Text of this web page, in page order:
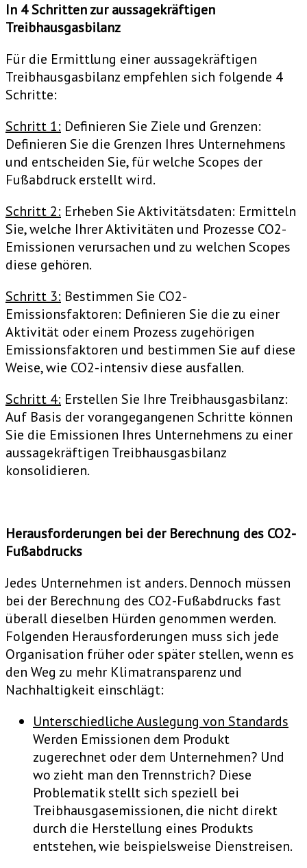
In 4 Schritten zur aussagekräftigen
Treibhausgasbilanz
Für die Ermittlung einer aussagekräftigen
Treibhausgasbilanz empfehlen sich folgende 4
Schritte:
Schritt 1: Definieren Sie Ziele und Grenzen:
Definieren Sie die Grenzen Ihres Unternehmens
und entscheiden Sie, für welche Scopes der
Fußabdruck erstellt wird.
Schritt 2: Erheben Sie Aktivitätsdaten: Ermitteln
Sie, welche Ihrer Aktivitäten und Prozesse CO2-
Emissionen verursachen und zu welchen Scopes
diese gehören.
Schritt 3: Bestimmen Sie CO2-
Emissionsfaktoren: Definieren Sie die zu einer
Aktivität oder einem Prozess zugehörigen
Emissionsfaktoren und bestimmen Sie auf diese
Weise, wie CO2-intensiv diese ausfallen.
Schritt 4: Erstellen Sie Ihre Treibhausgasbilanz:
Auf Basis der vorangegangenen Schritte können
Sie die Emissionen Ihres Unternehmens zu einer
aussagekräftigen Treibhausgasbilanz
konsolidieren.
Herausforderungen bei der Berechnung des CO2-
Fußabdrucks
Jedes Unternehmen ist anders. Dennoch müssen
bei der Berechnung des CO2-Fußabdrucks fast
überall dieselben Hürden genommen werden.
Folgenden Herausforderungen muss sich jede
Organisation früher oder später stellen, wenn es
den Weg zu mehr Klimatransparenz und
Nachhaltigkeit einschlägt:
Unterschiedliche Auslegung von Standards
Werden Emissionen dem Produkt
zugerechnet oder dem Unternehmen? Und
wo zieht man den Trennstrich? Diese
Problematik stellt sich speziell bei
Treibhausgasemissionen, die nicht direkt
durch die Herstellung eines Produkts
entstehen, wie beispielsweise Dienstreisen.